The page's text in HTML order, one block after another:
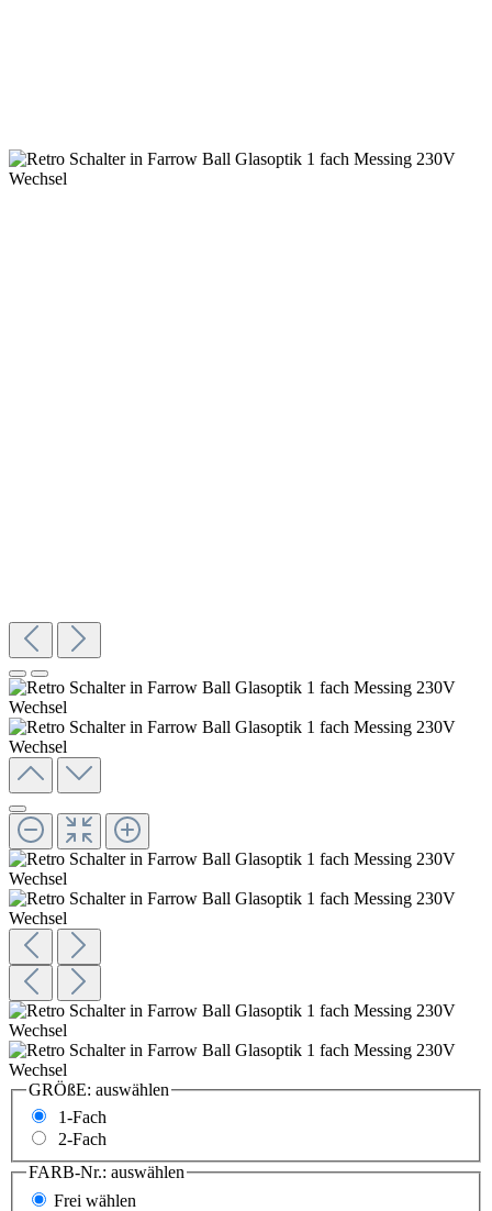
GRÖßE: auswählen
1-Fach
2-Fach
FARB-Nr.: auswählen
Frei wählen